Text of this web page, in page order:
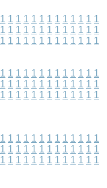
1 1 1 1 1 1 1 1 1 1 1 1 1
1 1 1 1 1 1 1 1 1 1 1 1 1
1 1 1 1 1 1 1 1 1 1 1 1 1
1 1 1 1 1 1 1 1 1 1 1 1 1
1 1 1 1 1 1 1 1 1 1 1 1 1
1 1 1 1 1 1 1 1 1 1 1 1 1
1 1 1 1 1 1 1 1 1 1 1 1 1
1 1 1 1 1 1 1 1 1 1 1 1 1
1 1 1 1 1 1 1 1 1 1 1 1 1